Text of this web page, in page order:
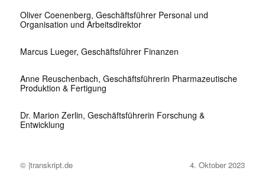
Oliver Coenenberg, Geschäftsführer Personal und
Organisation und Arbeitsdirektor
Marcus Lueger, Geschäftsführer Finanzen
Anne Reuschenbach, Geschäftsführerin Pharmazeutische
Produktion & Fertigung
Dr. Marion Zerlin, Geschäftsführerin Forschung &
Entwicklung
© |transkript.de 4. Oktober 2023